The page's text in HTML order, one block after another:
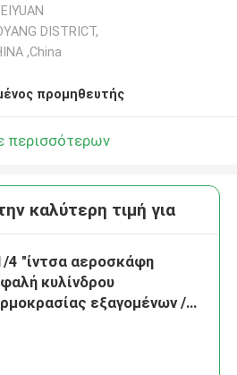
DISTRICT,
,China
προμηθευτής
περισσότερων
καλύτερη τιμή για
4 "ίντσα αεροσκάφη
κυλίνδρου
εξαγομένων /